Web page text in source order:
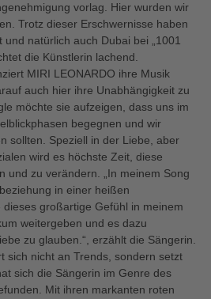
vorlag. Hier wurden wir
Trotz dieser Erschwernisse haben
natürlich auch Dubai bei „1001
die Künstlerin lachend.
MIRI LEONARDO ihre Musik
auch hier ihre Unabhängigkeit zu
möchte sie aufzeigen, dass uns im
begegnen und wir
sollten. Speziell in der Liebe, aber
wird es höchste Zeit, diese
und zu verändern. „In meinem Song
in einer heißen
großartige Gefühl in meinem
weitergeben und es dazu
zu glauben.“, erzählt die Sängerin.
sich nicht an Trends, sondern setzt
sich die Sängerin im Genre des
Mit ihren markanten roten